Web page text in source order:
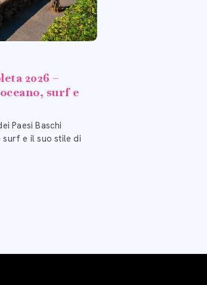
2026 –
surf e
Paesi Baschi
e il suo stile di
come posso aiutarvi